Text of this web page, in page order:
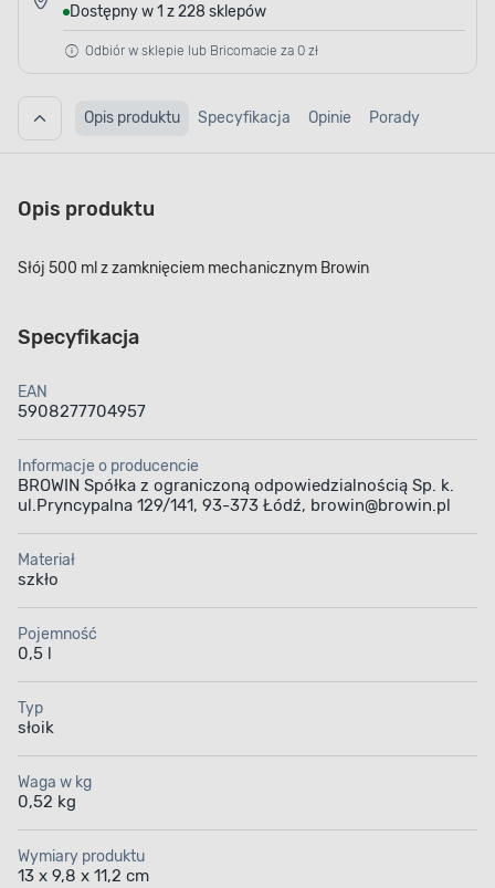
Dostępny w 1 z 228 sklepów
Odbiór w sklepie lub Bricomacie za 0 zł
Opis produktu Specyfikacja Opinie Porady
Opis produktu
Słój 500 ml z zamknięciem mechanicznym Browin
Specyfikacja
EAN
5908277704957
Informacje o producencie
BROWIN Spółka z ograniczoną odpowiedzialnością Sp. k.
ul.Pryncypalna 129/141, 93-373 Łódź, browin@browin.pl
Materiał
szkło
Pojemność
0,5 l
Typ
słoik
Waga w kg
0,52 kg
Wymiary produktu
13 x 9,8 x 11,2 cm